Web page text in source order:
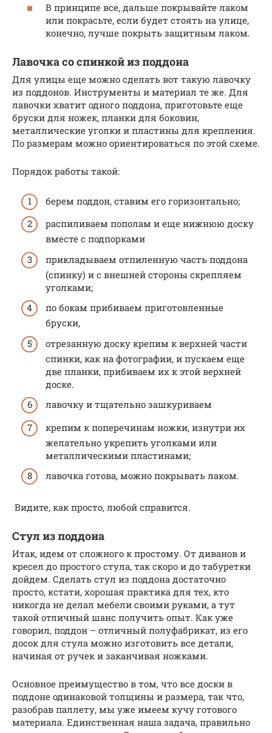
В принципе все, дальше покрывайте лаком
или покрасьте, если будет стоять на улице,
конечно, лучше покрыть защитным лаком.
Лавочка со спинкой из поддона
Для улицы еще можно сделать вот такую лавочку
из поддонов. Инструменты и материал те же. Для
лавочки хватит одного поддона, приготовьте еще
бруски для ножек, планки для боковин,
металлические уголки и пластины для крепления.
По размерам можно ориентироваться по этой схеме.
Порядок работы такой:
берем поддон, ставим его горизонтально;
распиливаем пополам и еще нижнюю доску
вместе с подпорками
прикладываем отпиленную часть поддона
(спинку) и с внешней стороны скрепляем
уголками;
по бокам прибиваем приготовленные
бруски,
отрезанную доску крепим к верхней части
спинки, как на фотографии, и пускаем еще
две планки, прибиваем их к этой верхней
доске.
лавочку и тщательно зашкуриваем
крепим к поперечинам ножки, изнутри их
желательно укрепить уголками или
металлическими пластинами;
лавочка готова, можно покрывать лаком.
Видите, как просто, любой справится.
Стул из поддона
Итак, идем от сложного к простому. От диванов и
кресел до простого стула, так скоро и до табуретки
дойдем. Сделать стул из поддона достаточно
просто, кстати, хорошая практика для тех, кто
никогда не делал мебели своими руками, а тут
такой отличный шанс получить опыт. Как уже
говорил, поддон – отличный полуфабрикат, из его
досок для стула можно изготовить все детали,
начиная от ручек и заканчивая ножками.
Основное преимущество в том, что все доски в
поддоне одинаковой толщины и размера, так что,
разобрав паллету, мы уже имеем кучу готового
материала. Единственная наша задача, правильно